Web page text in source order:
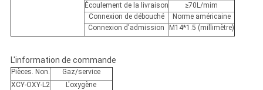
Écoulement de la livraison
≥70L/mim
Connexion de débouché
Norme américaine
Connexion d'admission
M14*1.5 (millimètre)
L'information de commande
Pièces. Non.
Gaz/service
XCY-OXY-L2
L'oxygène